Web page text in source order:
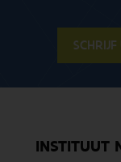
INSTITUUT